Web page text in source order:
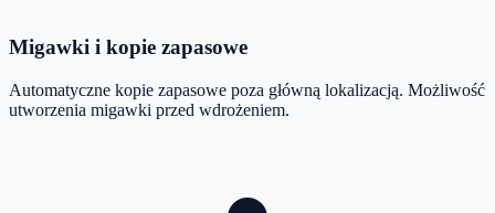
Migawki i kopie zapasowe
Automatyczne kopie zapasowe poza główną lokalizacją. Możliwość
utworzenia migawki przed wdrożeniem.